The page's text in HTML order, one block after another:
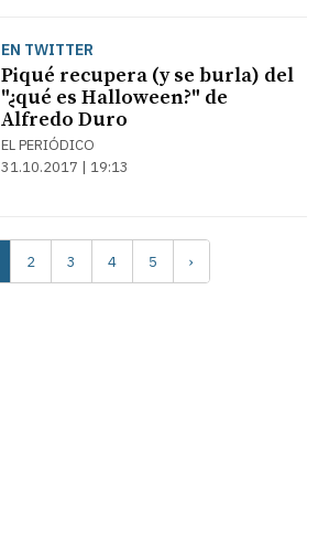
EN TWITTER
Piqué recupera (y se burla) del
"¿qué es Halloween?" de
Alfredo Duro
EL PERIÓDICO
31.10.2017 | 19:13
2 3 4 5 ›